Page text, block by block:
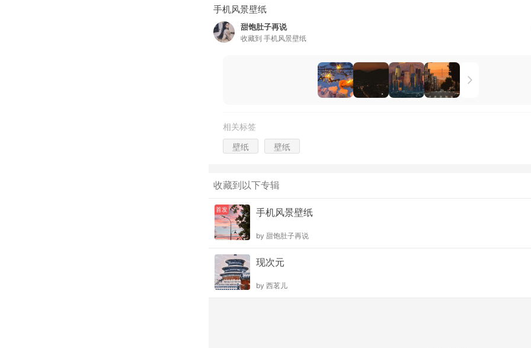
手机风景壁纸
甜饱肚子再说
收藏到 手机风景壁纸
相关标签
壁纸 壁纸
收藏到以下专辑
首发 手机风景壁纸
by 甜饱肚子再说
现次元
by 西茗儿